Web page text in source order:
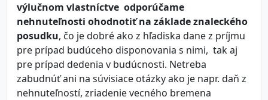
výlučnom vlastníctve odporúčame
nehnuteľnosti ohodnotiť na základe znaleckého
posudku, čo je dobré ako z hľadiska dane z príjmu
pre prípad budúceho disponovania s nimi, tak aj
pre prípad dedenia v budúcnosti. Netreba
zabudnúť ani na súvisiace otázky ako je napr. daň z
nehnuteľností, zriadenie vecného bremena